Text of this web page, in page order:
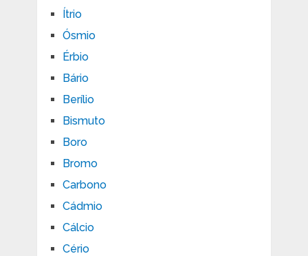
Ítrio
Ósmio
Érbio
Bário
Berílio
Bismuto
Boro
Bromo
Carbono
Cádmio
Cálcio
Cério